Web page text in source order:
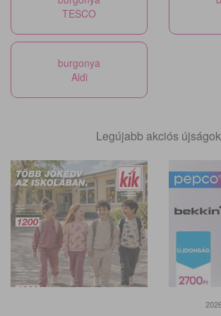
TESCO
burgonya
Aldi
Legújabb akciós újságok